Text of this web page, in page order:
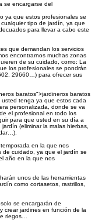
se encargarse del
ya que estos profesionales se
tipo de jardín, ya que
para llevar a cabo este
que demandan los servicios
encontrarnos muchas zonas
de su cuidado, como: La
los profesionales se pondrán
29660…) para ofrecer sus
baratos">jardineros baratos
tenga ya que estos cada
personalizada, donde se va
el profesional en todo los
para que usted en su día a
(eliminar la malas hierbas,
en la que nos
de cuidado, ya que el jardín se
año en la que nos
unos de las herramientas
como cortasetos, rastrillos,
se encargarán de
crear jardines en función de la
riegos…